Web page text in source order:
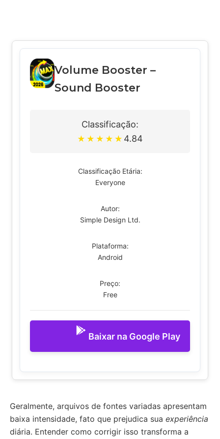
Volume Booster –
Sound Booster
Classificação:
★ ★ ★ ★ ★ 4.84
Classificação Etária:
Everyone
Autor:
Simple Design Ltd.
Plataforma:
Android
Preço:
Free
Baixar na Google Play
Geralmente, arquivos de fontes variadas apresentam
baixa intensidade, fato que prejudica sua experiência
diária. Entender como corrigir isso transforma a